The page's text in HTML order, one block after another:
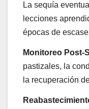
La sequía
lecciones
épocas de
Monitoreo Post-
pastizales, la
la recuperación